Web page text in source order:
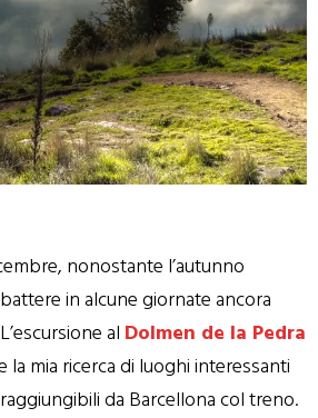
nonostante l’autunno
in alcune giornate ancora
al Dolmen de la Pedra
la mia ricerca di luoghi interessanti
da Barcellona col treno.